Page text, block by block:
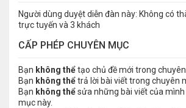
Người dùng duyệt diễn đàn này: Không có
trực tuyến và 3 khách
CẤP PHÉP CHUYÊN MỤC
Bạn không thểtạo chủ đề mới trong
Bạn không thểtrả lời bài viết trong chuyên
Bạn không thểsửa những bài viết của
mục này.